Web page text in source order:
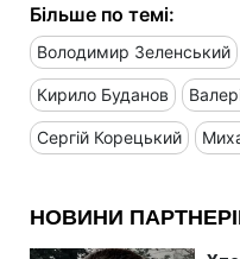
Більше по темі:
Володимир Зеленський
Кирило Буданов
Сергій Корецький